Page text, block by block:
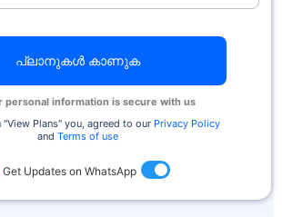
പ്ലാനുകൾ കാണുക
personal information is secure with us
Plans'' you, agreed to our Privacy Policy
andTerms of use
Get Updates on WhatsApp